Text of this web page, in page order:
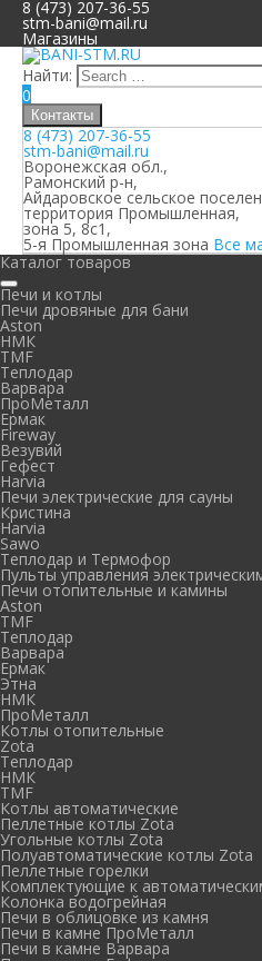
8 (473) 207-36-55
stm-bani@mail.ru
Магазины
Найти:
0
Контакты
8 (473) 207-36-55
stm-bani@mail.ru
Воронежская обл.,
Рамонский р-н,
Айдаровское сельское
территория Промышленная,
зона 5, 8с1,
5-я Промышленная зона Все
Каталог товаров
Печи и котлы
Печи дровяные для бани
Aston
НМК
TMF
Теплодар
Варвара
ПроМеталл
Ермак
Fireway
Везувий
Гефест
Harvia
Печи электрические для сауны
Кристина
Harvia
Sawo
Теплодар и Термофор
Пульты управления
Печи отопительные и камины
Aston
TMF
Теплодар
Варвара
Ермак
Этна
НМК
ПроМеталл
Котлы отопительные
Zota
Теплодар
НМК
TMF
Котлы автоматические
Пеллетные котлы Zota
Угольные котлы Zota
Полуавтоматические котлы Zota
Пеллетные горелки
Комплектующие к
Колонка водогрейная
Печи в облицовке из камня
Печи в камне ПроМеталл
Печи в камне Варвара